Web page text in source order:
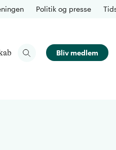
Politik og presse
Bliv medlem